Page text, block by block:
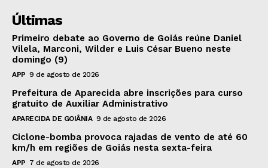
Últimas
Primeiro debate ao Governo de Goiás reúne Daniel
Vilela, Marconi, Wilder e Luis César Bueno neste
domingo (9)
APP 9 de agosto de 2026
Prefeitura de Aparecida abre inscrições para curso
gratuito de Auxiliar Administrativo
APARECIDA DE GOIÂNIA 9 de agosto de 2026
Ciclone-bomba provoca rajadas de vento de até 60
km/h em regiões de Goiás nesta sexta-feira
APP 7 de agosto de 2026